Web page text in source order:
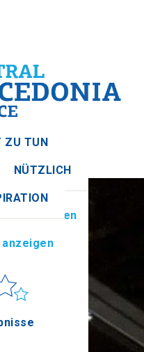
ZU TUN
NÜTZLICH
Alle anzeigen